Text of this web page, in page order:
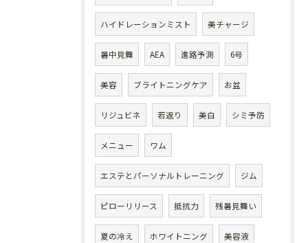
ハイドレーションミスト 美チャージ
暑中見舞 AEA 進路予測 6号
美容 ブライトニングケア お盆
リジュビネ 若返り 美白 シミ予防
メニュー ワム
エステとパーソナルトレーニング ジム
ピローリリース 抵抗力 残暑見舞い
夏の冷え ホワイトニング 美容液